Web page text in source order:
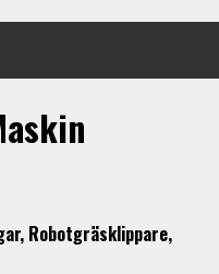
Robotgräsklippare,